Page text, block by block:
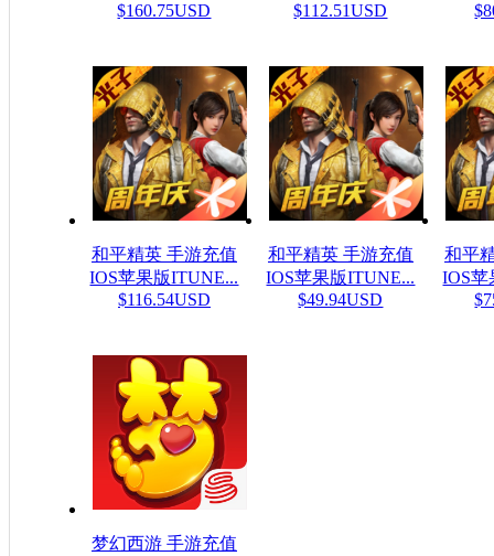
$160.75USD
$112.51USD
和平精英 手游充值
IOS苹果版ITUNE...
$116.54USD
和平精英 手游充值
IOS苹果版ITUNE...
$49.94USD
和平
IOS苹
梦幻西游 手游充值